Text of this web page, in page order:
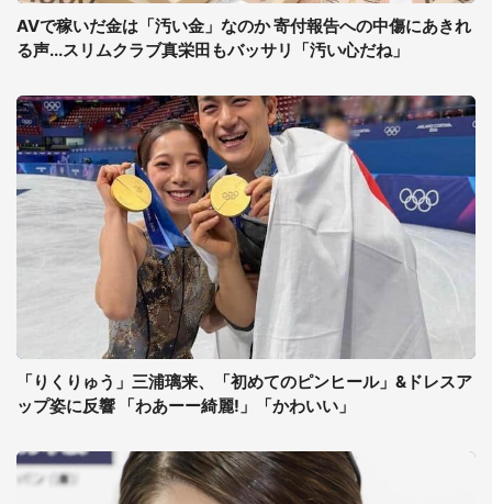
AVで稼いだ金は「汚い金」なのか 寄付報告への中傷にあきれ
る声...スリムクラブ真栄田もバッサリ「汚い心だね」
「りくりゅう」三浦璃来、「初めてのピンヒール」&ドレスア
ップ姿に反響 「わあーー綺麗!」「かわいい」